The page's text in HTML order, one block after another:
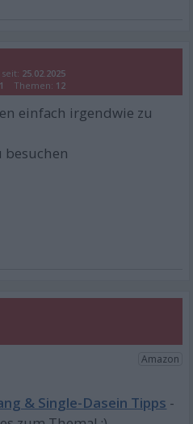
seit: 25.02.2025
Themen: 12
einfach irgendwie zu
besuchen
& Single-Dasein Tipps